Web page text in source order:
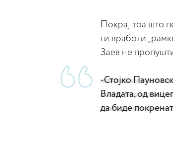
Покрај тоа што
ги вработи
Заев не
-Стојко
Владата, од
да биде